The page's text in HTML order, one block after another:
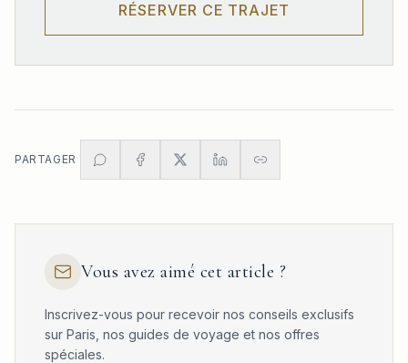
RÉSERVER CE TRAJET
PARTAGER
Vous avez aimé cet article ?
Inscrivez-vous pour recevoir nos conseils exclusifs
sur Paris, nos guides de voyage et nos offres
spéciales.